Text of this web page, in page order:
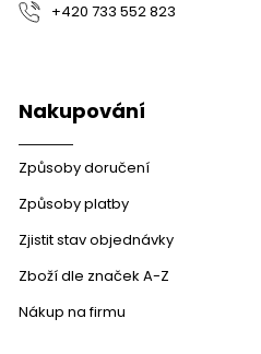
+420 733 552 823
Nakupování
Způsoby doručení
Způsoby platby
Zjistit stav objednávky
Zboží dle značek A-Z
Nákup na firmu